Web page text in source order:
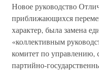
Новое руководство
приближающихся
характер, была замена
«коллективным
комитет по
партийно-